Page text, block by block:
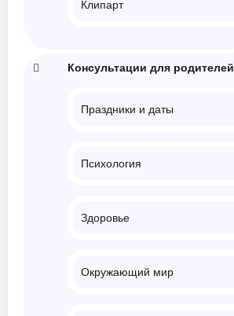
Клипарт
Консультации для родителей
Праздники и даты
Психология
Здоровье
Окружающий мир